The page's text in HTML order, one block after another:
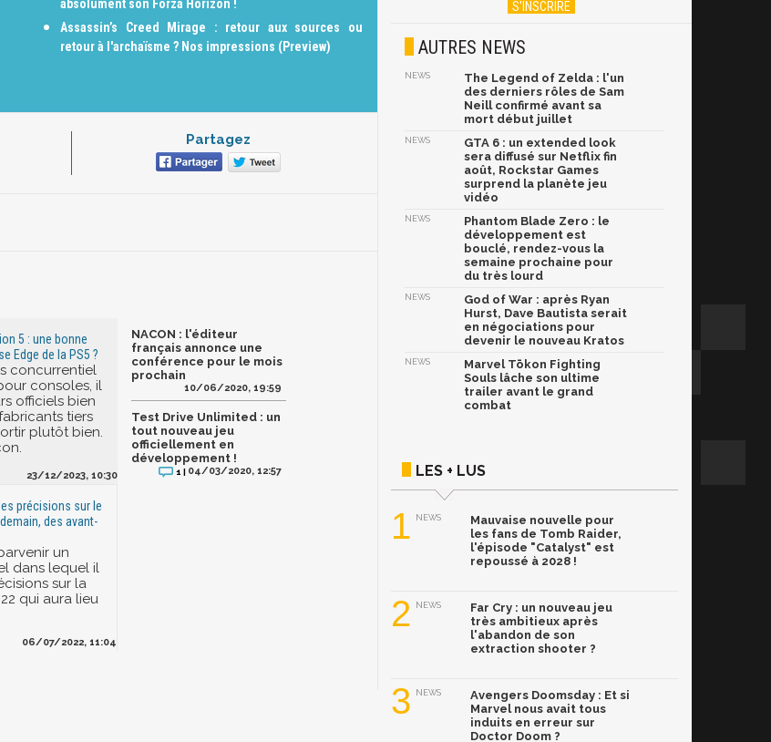
absolument son Forza Horizon !
Assassin’s Creed Mirage : retour aux sources ou
retour à l'archaïsme ? Nos impressions (Preview)
Partagez
5 : une bonne
Edge de la PS5 ?
concurrentiel
consoles, il
officiels bien
tiers
plutôt bien.
23/12/2023, 10:30
précisions sur le
des avant-
un
dans lequel il
sur la
qui aura lieu
06/07/2022, 11:04
NACON : l'éditeur
français annonce une
conférence pour le mois
prochain
10/06/2020, 19:59
Test Drive Unlimited : un
tout nouveau jeu
officiellement en
développement !
1 | 04/03/2020, 12:57
AUTRES NEWS
NEWS
The Legend of Zelda : l'un
des derniers rôles de Sam
Neill confirmé avant sa
mort début juillet
NEWS
GTA 6 : un extended look
sera diffusé sur Netflix fin
août, Rockstar Games
surprend la planète jeu
vidéo
NEWS
Phantom Blade Zero : le
développement est
bouclé, rendez-vous la
semaine prochaine pour
du très lourd
NEWS
God of War : après Ryan
Hurst, Dave Bautista serait
en négociations pour
devenir le nouveau Kratos
NEWS
Marvel Tōkon Fighting
Souls lâche son ultime
trailer avant le grand
combat
LES + LUS
1 NEWS
Mauvaise nouvelle pour
les fans de Tomb Raider,
l'épisode "Catalyst" est
repoussé à 2028 !
2 NEWS
Far Cry : un nouveau jeu
très ambitieux après
l'abandon de son
extraction shooter ?
3 NEWS
Avengers Doomsday : Et si
Marvel nous avait tous
induits en erreur sur
Doctor Doom ?